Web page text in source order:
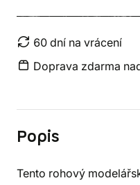
60 dní na vrácení
Doprava zdarma
Popis
Tento rohový